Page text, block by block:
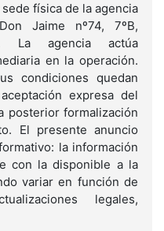
física de la agencia
Jaime nº74, 7ºB,
La agencia actúa
en la operación.
condiciones quedan
expresa del
posterior formalización
El presente anuncio
la información
con la disponible a la
variar en función de
legales,